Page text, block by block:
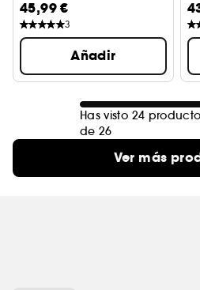
45,99 €
3
Añadir
Has visto 24
de 26
Ver más